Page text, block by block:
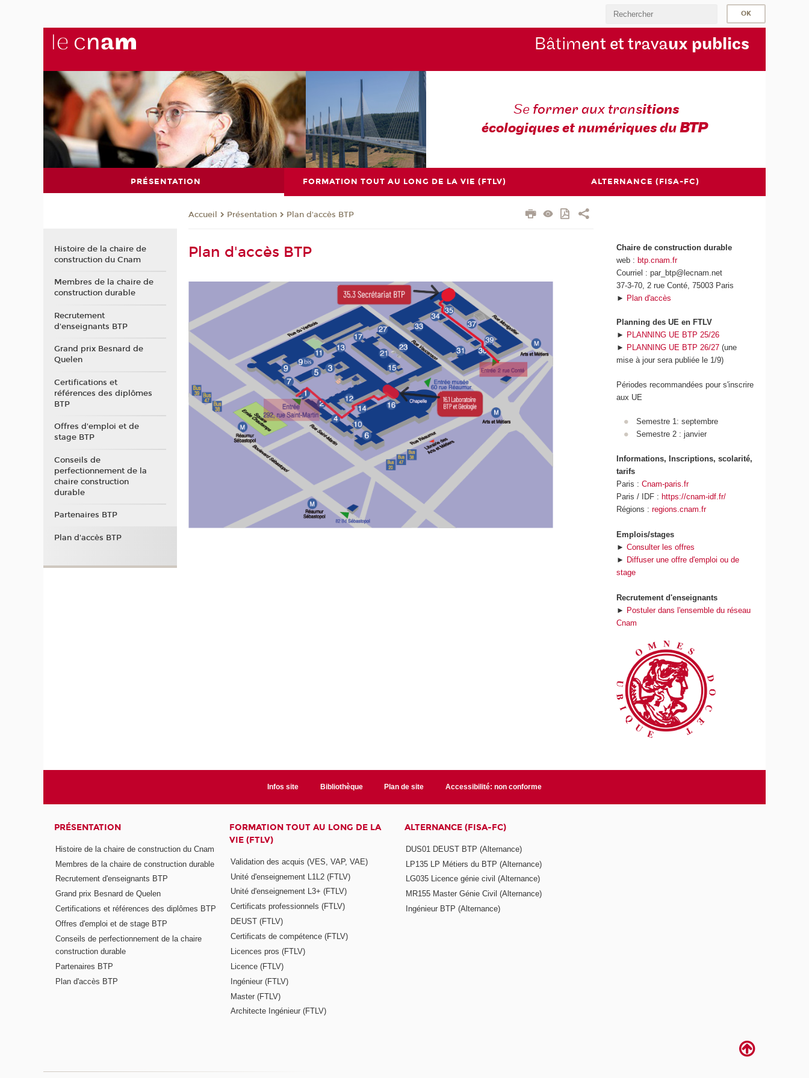
Bâtiment et travaux publics
Se former aux transitions
écologiques et numériques duBTP
PRÉSENTATION FORMATION TOUT AU LONG DE LA VIE (FTLV) ALTERNANCE (FISA-FC)
Accueil Présentation Plan d'accès BTP
Plan d'accès BTP
Chaire de construction durable
web :btp.cnam.fr
Courriel : par_btp@lecnam.net
37-3-70, 2 rue Conté, 75003 Paris
► Plan d'accès
Planning des UE en FTLV
► PLANNING UE BTP 25/26
► PLANNING UE BTP 26/27 (une
mise à jour sera publiée le 1/9)
Périodes recommandées pour s'inscrire
aux UE
Semestre 1: septembre
Semestre 2 : janvier
Informations, Inscriptions, scolarité,
tarifs
Paris :Cnam-paris.fr
Paris / IDF :https://cnam-idf.fr/
Régions :regions.cnam.fr
Emplois/stages
►Consulter les offres
► Diffuser une offre d'emploi ou de
stage
Recrutement d'enseignants
► Postuler dans l'ensemble du réseau
Cnam
Histoire de la chaire de
construction du Cnam
Membres de la chaire de
construction durable
Recrutement
d'enseignants BTP
Grand prix Besnard de
Quelen
Certifications et
références des diplômes
BTP
Offres d'emploi et de
stage BTP
Conseils de
perfectionnement de la
chaire construction
durable
Partenaires BTP
Plan d'accès BTP
Infos site Bibliothèque Plan de site Accessibilité: non conforme
PRÉSENTATION
Histoire de la chaire de construction du Cnam
Membres de la chaire de construction durable
Recrutement d'enseignants BTP
Grand prix Besnard de Quelen
Certifications et références des diplômes BTP
Offres d'emploi et de stage BTP
Conseils de perfectionnement de la chaire
construction durable
Partenaires BTP
Plan d'accès BTP
FORMATION TOUT AU LONG DE LA
VIE (FTLV)
Validation des acquis (VES, VAP, VAE)
Unité d'enseignement L1L2 (FTLV)
Unité d'enseignement L3+ (FTLV)
Certificats professionnels (FTLV)
DEUST (FTLV)
Certificats de compétence (FTLV)
Licences pros (FTLV)
Licence (FTLV)
Ingénieur (FTLV)
Master (FTLV)
Architecte Ingénieur (FTLV)
ALTERNANCE (FISA-FC)
DUS01 DEUST BTP (Alternance)
LP135 LP Métiers du BTP (Alternance)
LG035 Licence génie civil (Alternance)
MR155 Master Génie Civil (Alternance)
Ingénieur BTP (Alternance)